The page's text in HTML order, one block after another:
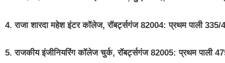
4. राजा शारदा महेश इंटर कॉलेज, रॉबर्ट्सगंज 82004: प्रथम पाली
5. राजकीय इंजीनियरिंग कॉलेज चुर्क, रॉबर्ट्सगंज 82005: प्रथम पाली